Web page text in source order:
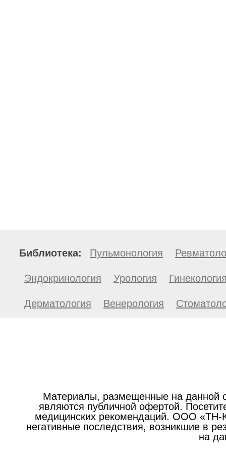
Библиотека: Пульмонология
Эндокринология Урология
Дерматология Венерология
Материалы, размещенные на данной
являются публичной офертой.
медицинских рекомендаций. ООО «ТН-
негативные последствия, возникшие в
на